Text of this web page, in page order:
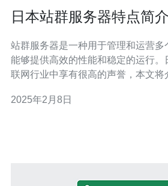
日本站群服务器特点简介
站群服务器是一种用于管理和运营多
能够提供高效的性能和稳定的运行。
联网行业中享有很高的声誉，本文将
设施，能够提供快速且稳定的网站访
2025年2月8日